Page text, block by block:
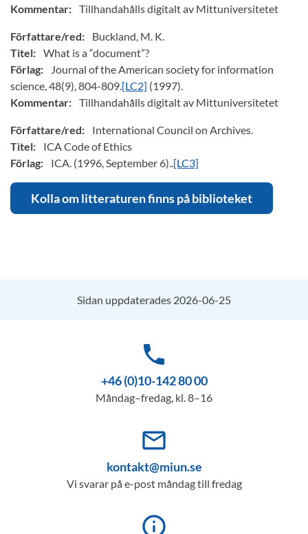
Kommentar: Tillhandahålls digitalt av Mittuniversitetet
Författare/red:
Buckland, M. K.
Titel: What is a “document”?
Förlag:
Journal of the American society for information
science, 48(9), 804-809.[LC2] (1997).
Kommentar: Tillhandahålls digitalt av Mittuniversitetet
Författare/red:
International Council on Archives.
Titel:
ICA Code of Ethics
Förlag:
ICA. (1996, September 6)..[LC3]
Kolla om litteraturen finns på biblioteket
Sidan uppdaterades 2026-06-25
phone
+46 (0)10-142 80 00
Måndag–fredag, kl. 8–16
mail_outline
kontakt@miun.se
Vi svarar på e-post måndag till fredag
info_outline